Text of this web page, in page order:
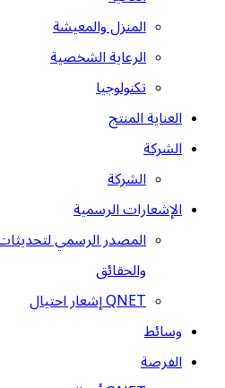
المنزل والمعيشة
الرعاية الشخصية
تكنولوجيا
العناية المنتج
الشركة
الشركة
الإشعارات الرسمية
المصدر الرسمي
والحقائق
QNET إشعار احتيال
وسائط
الفرصة